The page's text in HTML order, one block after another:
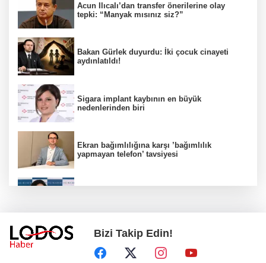
Acun Ilıcalı’dan transfer önerilerine olay
tepki: “Manyak mısınız siz?”
Bakan Gürlek duyurdu: İki çocuk cinayeti
aydınlatıldı!
Sigara implant kaybının en büyük
nedenlerinden biri
Ekran bağımlılığına karşı ’bağımlılık
yapmayan telefon’ tavsiyesi
2 çocuğun ölümünde gerçek ortaya çıktı!
Gürlek açıkladı!
Bizi Takip Edin!